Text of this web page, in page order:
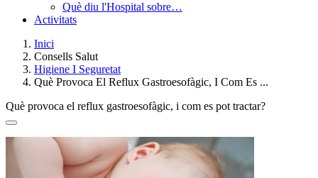
Què diu l'Hospital sobre…
Activitats
Breadcrumb
Inici
Consells Salut
Higiene I Seguretat
Què Provoca El Reflux Gastroesofàgic, I Com Es ...
Què provoca el reflux gastroesofàgic, i com es pot tractar?